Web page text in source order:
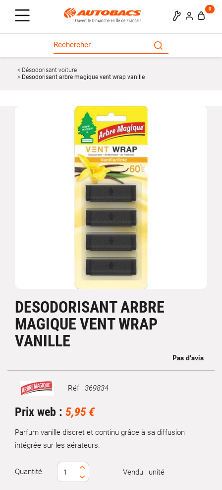
0
Désodorisant voiture
Desodorisant arbre magique vent wrap vanille
DESODORISANT ARBRE
MAGIQUE VENT WRAP
VANILLE
Marque Réf : 369834
Prix web : 5,95 €
Parfum vanille discret et continu grâce à sa diffusion
intégrée sur les aérateurs.
Quantité Vendu : unité